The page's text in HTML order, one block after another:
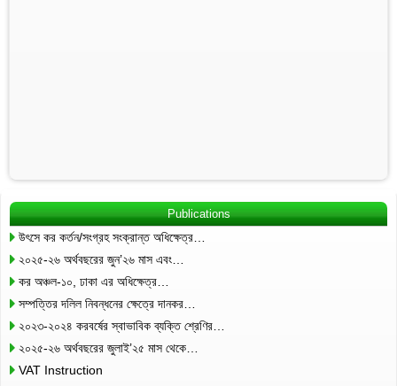
Publications
উৎসে কর কর্তন/সংগ্রহ সংক্রান্ত অধিক্ষেত্র…
২০২৫-২৬ অর্থবছরের জুন’২৬ মাস এবং…
কর অঞ্চল-১০, ঢাকা এর অধিক্ষেত্র…
সম্পত্তির দলিল নিবন্ধনের ক্ষেত্রে দানকর…
২০২৩-২০২৪ করবর্ষের স্বাভাবিক ব্যক্তি শ্রেণির…
২০২৫-২৬ অর্থবছরের জুলাই’২৫ মাস থেকে…
VAT Instruction